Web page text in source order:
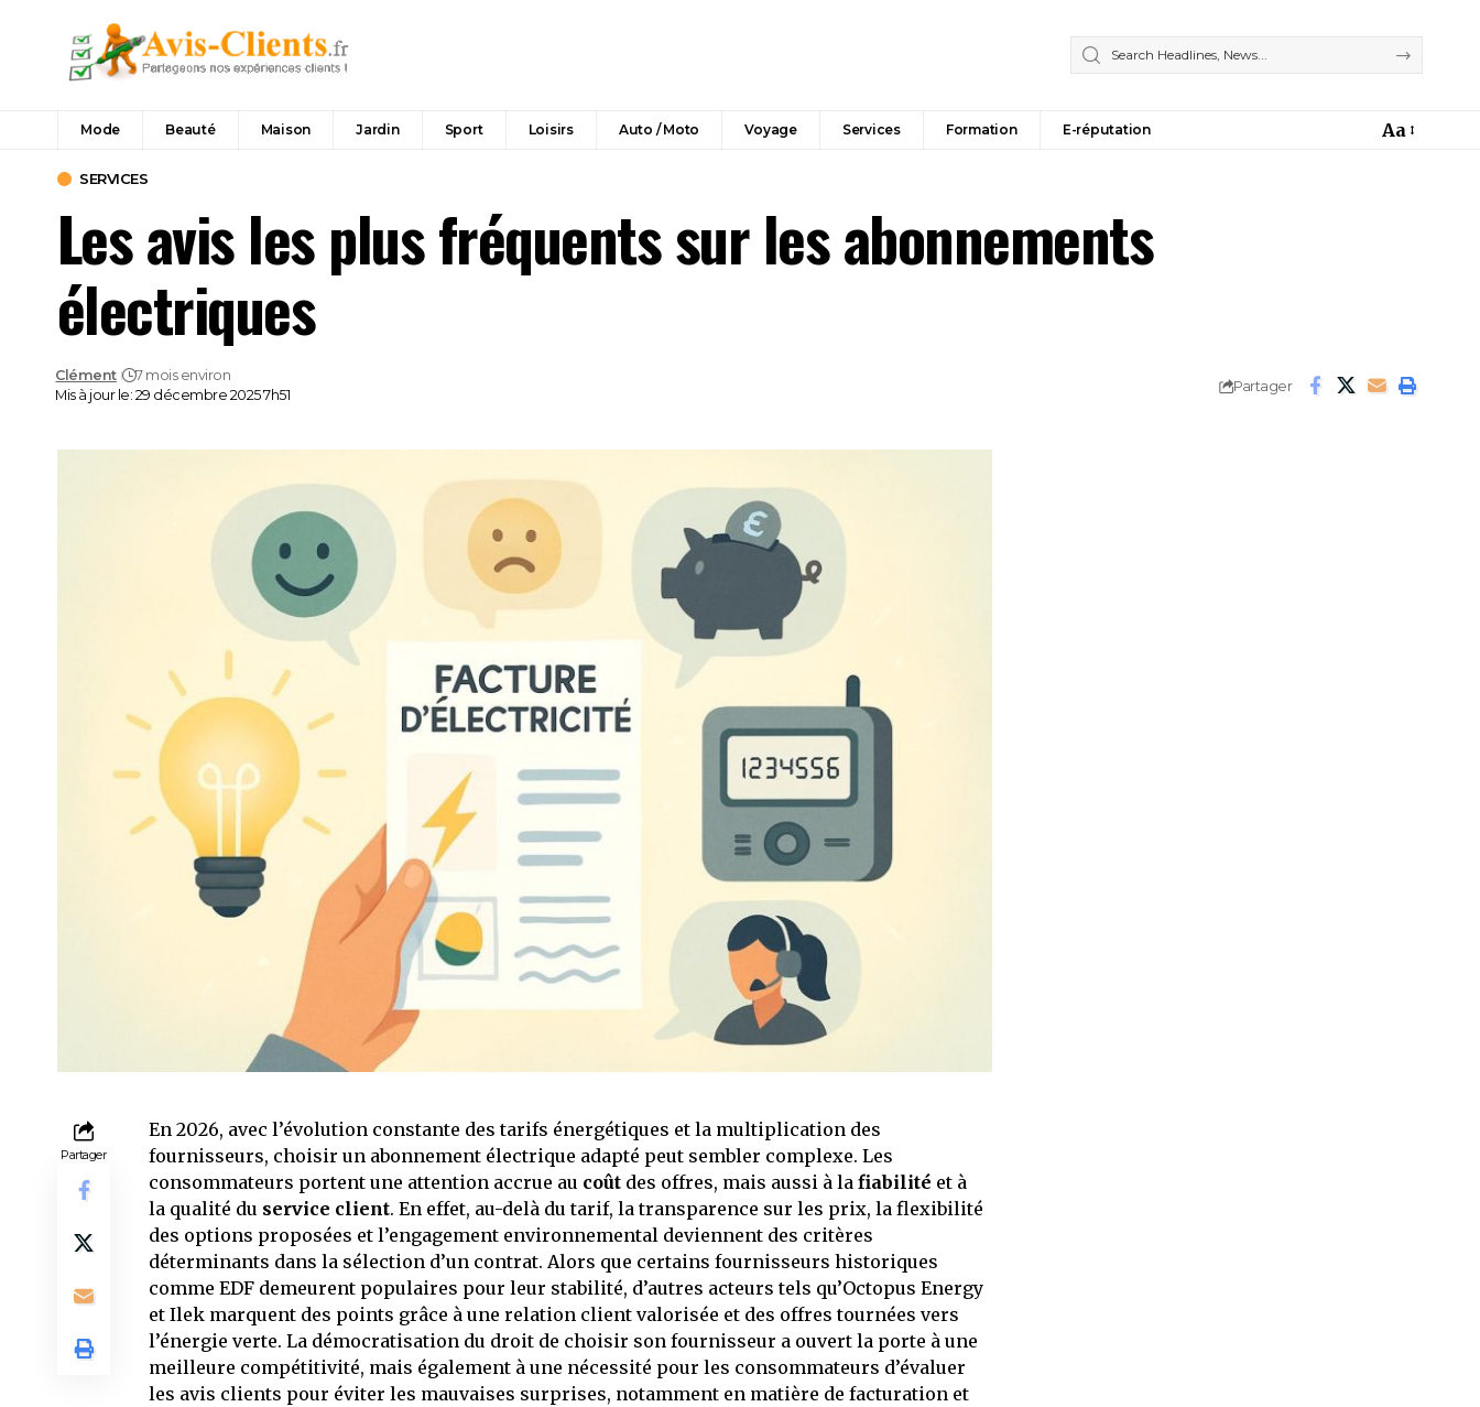
Mode Beauté Maison Jardin Sport Loisirs Auto / Moto Voyage Services Formation E-réputation Aa
SERVICES
Les avis les plus fréquents sur les abonnements
électriques
Mis à jour le: 29 décembre 2025 7h51
Clément 7 mois environ
Partager
Partager
En 2026, avec l’évolution constante des tarifs énergétiques et la multiplication des
fournisseurs, choisir un abonnement électrique adapté peut sembler complexe. Les
consommateurs portent une attention accrue au coût des offres, mais aussi à lafiabilité et à
la qualité du service client. En effet, au-delà du tarif, la transparence sur les prix, la flexibilité
des options proposées et l’engagement environnemental deviennent des critères
déterminants dans la sélection d’un contrat. Alors que certains fournisseurs historiques
comme EDF demeurent populaires pour leur stabilité, d’autres acteurs tels qu’Octopus Energy
et Ilek marquent des points grâce à une relation client valorisée et des offres tournées vers
l’énergie verte. La démocratisation du droit de choisir son fournisseur a ouvert la porte à une
meilleure compétitivité, mais également à une nécessité pour les consommateurs d’évaluer
les avis clients pour éviter les mauvaises surprises, notamment en matière de facturation et